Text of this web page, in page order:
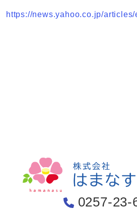
https://news.yahoo.co.jp/
0257-23-